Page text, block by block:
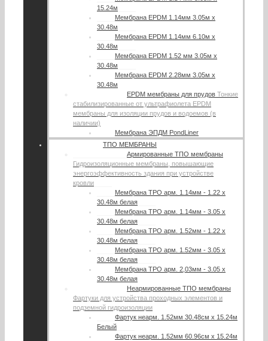
15.24м
Мембрана EPDM 1.14мм 3.05м х
30.48м
Мембрана EPDM 1.14мм 6.10м х
30.48м
Мембрана EPDM 1.52 мм 3.05м х
30.48м
Мембрана EPDM 2.28мм 3.05м х
30.48м
EPDM мембраны для прудов Тонкие
стабилизированные от ультрафиолета EPDM
мембраны для изоляции прудов и водоемов (в
наличии)
Мембрана ЭПДМ PondLiner
ТПО МЕМБРАНЫ
Армированные ТПО мембраны
Гидроизоляционные мембраны, повышающие
энергоэффективность здания при устройстве
кровли
Мембрана TPO арм. 1.14мм - 1.22 х
30.48м белая
Мембрана TPO арм. 1.14мм - 3.05 х
30.48м белая
Мембрана TPO арм. 1.52мм - 1.22 х
30.48м белая
Мембрана TPO арм. 1.52мм - 3.05 х
30.48м белая
Мембрана TPO арм. 2,03мм - 3.05 х
30.48м белая
Неармированные ТПО мембраны
Фартуки для устройства проходных элементов и
подземной гидроизоляции
Фартук неарм. 1.52мм 30.48см х 15.24м
Белый
Фартук неарм. 1.52мм 60.96см х 15.24м